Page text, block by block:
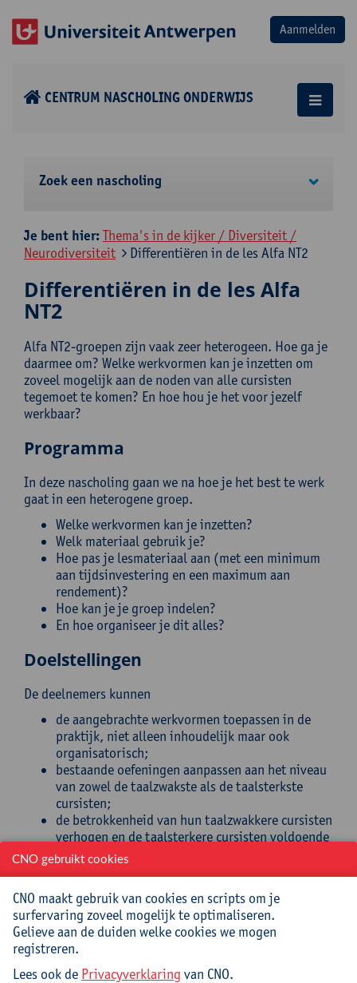
CENTRUM NASCHOLING ONDERWIJS
Zoek een nascholing
Je bent hier:Thema's in de kijker / Diversiteit /
Neurodiversiteit
Differentiëren in de les Alfa NT2
Differentiëren in de les Alfa
NT2
Alfa NT2-groepen zijn vaak zeer heterogeen. Hoe ga je
daarmee om? Welke werkvormen kan je inzetten om
zoveel mogelijk aan de noden van alle cursisten
tegemoet te komen? En hoe hou je het voor jezelf
werkbaar?
Programma
In deze nascholing gaan we na hoe je het best te werk
gaat in een heterogene groep.
Welke werkvormen kan je inzetten?
Welk materiaal gebruik je?
Hoe pas je lesmateriaal aan (met een minimum
aan tijdsinvestering en een maximum aan
rendement)?
Hoe kan je je groep indelen?
En hoe organiseer je dit alles?
Doelstellingen
De deelnemers kunnen
de aangebrachte werkvormen toepassen in de
praktijk, niet alleen inhoudelijk maar ook
organisatorisch;
bestaande oefeningen aanpassen aan het niveau
van zowel de taalzwakste als de taalsterkste
cursisten;
de betrokkenheid van hun taalzwakkere cursisten
verhogen en de taalsterkere cursisten voldoende
uitdagingen bieden.
Doelgroep
Leerkrachten NT2 van alfacursisten
CNO gebruikt cookies
CNO maakt gebruik van cookies en scripts om je
surfervaring zoveel mogelijk te optimaliseren.
Gelieve aan de duiden welke cookies we mogen
registreren.
Lees ook de Privacyverklaring van CNO.